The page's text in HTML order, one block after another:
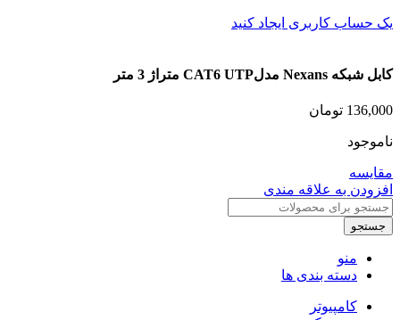
یک حساب کاربری ایجاد کنید
کابل شبکه Nexans مدلCAT6 UTP متراژ 3 متر
136,000 تومان
ناموجود
مقایسه
افزودن به علاقه مندی
جستجو
منو
دسته بندی ها
کامپیوتر